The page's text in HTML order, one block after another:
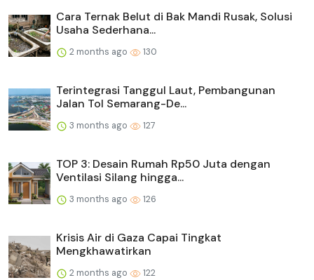
Cara Ternak Belut di Bak Mandi Rusak, Solusi
Usaha Sederhana...
2 months ago 130
Terintegrasi Tanggul Laut, Pembangunan
Jalan Tol Semarang-De...
3 months ago 127
TOP 3: Desain Rumah Rp50 Juta dengan
Ventilasi Silang hingga...
3 months ago 126
Krisis Air di Gaza Capai Tingkat
Mengkhawatirkan
2 months ago 122